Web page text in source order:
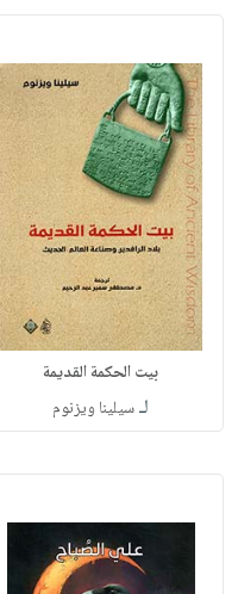
بيت الحكمة القديمة
لـسيلينا ويزنوم